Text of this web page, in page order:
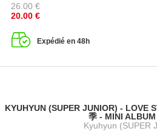
26.00 €
20.00 €
Expédié en 48h
KYUHYUN (SUPER JUNIOR) - LOVE
季 - MINI
Kyuhyun (SUPER